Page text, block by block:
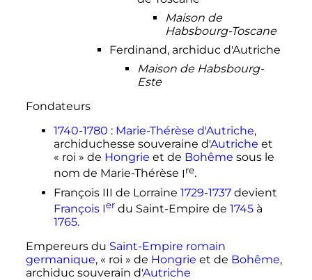
Maison de
Habsbourg-Toscane
Ferdinand, archiduc d'Autriche
Maison de Habsbourg-
Este
Fondateurs
1740-1780 : Marie-Thérèse d'Autriche,
archiduchesse souveraine d'Autriche et
« roi » de Hongrie et de Bohême sous le
nom de Marie-Thérèse Ire.
François III de Lorraine 1729-1737devient
François Ierdu Saint-Empire de 1745à
1765.
Empereurs du Saint-Empire romain
germanique, « roi » de Hongrie et de Bohême,
archiduc souverain d'Autriche